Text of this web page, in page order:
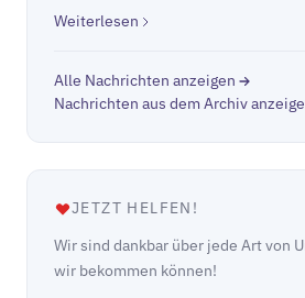
Weiterlesen
Alle Nachrichten anzeigen
Nachrichten aus dem Archiv
JETZT HELFEN!
Wir sind dankbar über jede Art von
wir bekommen können!